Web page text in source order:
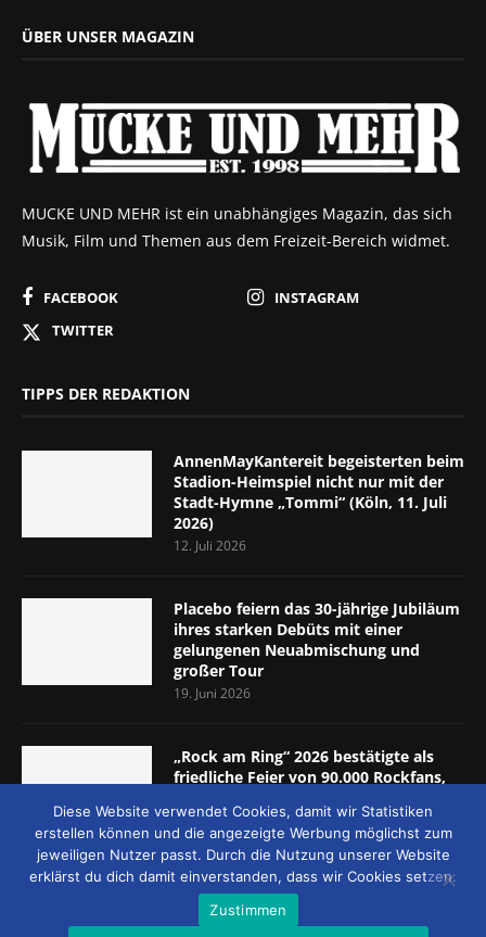
ÜBER UNSER MAGAZIN
MUCKE UND MEHR ist ein unabhängiges Magazin, das sich
Musik, Film und Themen aus dem Freizeit-Bereich widmet.
FACEBOOK
INSTAGRAM
TWITTER
TIPPS DER REDAKTION
AnnenMayKantereit begeisterten beim
Stadion-Heimspiel nicht nur mit der
Stadt-Hymne „Tommi“ (Köln, 11. Juli
2026)
12. Juli 2026
Placebo feiern das 30-jährige Jubiläum
ihres starken Debüts mit einer
gelungenen Neuabmischung und
großer Tour
19. Juni 2026
„Rock am Ring“ 2026 bestätigte als
friedliche Feier von 90.000 Rockfans,
5.-7. Juni 2026)
8. Juni 2026
Diese Website verwendet Cookies, damit wir Statistiken
erstellen können und die angezeigte Werbung möglichst zum
jeweiligen Nutzer passt. Durch die Nutzung unserer Website
erklärst du dich damit einverstanden, dass wir Cookies setzen.
Zustimmen